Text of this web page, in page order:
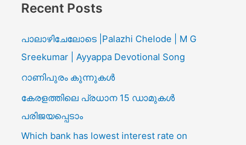
Recent Posts
പാലാഴിചേലോടെ |Palazhi Chelode | M G
Sreekumar | Ayyappa Devotional Song
റാണിപുരം കുന്നുകൾ
കേരളത്തിലെ പ്രധാന 15 ഡാമുകൾ
പരിജയപ്പെടാം
Which bank has lowest interest rate on